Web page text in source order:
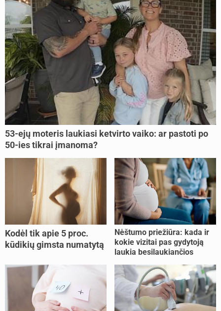
53-ejų moteris laukiasi ketvirto vaiko: ar pastoti po
50-ies tikrai įmanoma?
Kodėl tik apie 5 proc.
kūdikių gimsta numatytą
Nėštumo priežiūra: kada ir
kokie vizitai pas gydytoją
laukia besilaukiančios